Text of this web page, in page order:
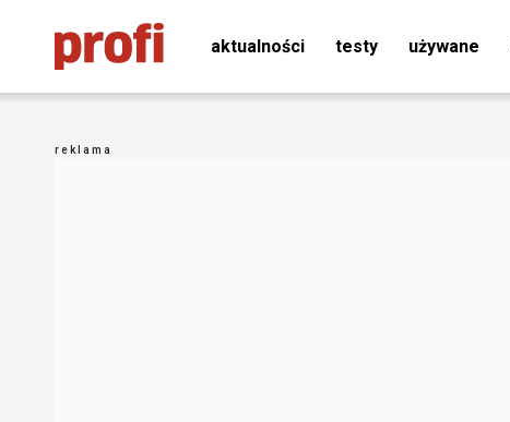
aktualności testy używane